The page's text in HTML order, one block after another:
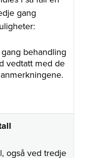
gang
behandling
vedtatt med de
også ved tredje